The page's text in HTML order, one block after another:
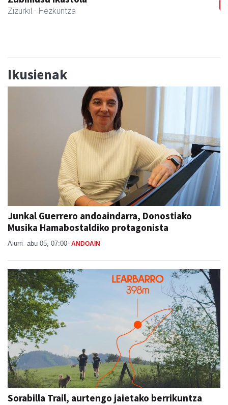
Zizurkil - Udaletxeak
Ikusienak
Junkal Guerrero andoaindarra, Donostiako
Musika Hamabostaldiko protagonista
Aiurri abu 05, 07:00 ANDOAIN
Sorabilla Trail, aurtengo jaietako berrikuntza